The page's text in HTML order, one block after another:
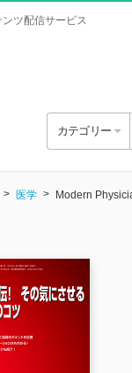
ツ配信サービス
カテゴリー
医学 Modern